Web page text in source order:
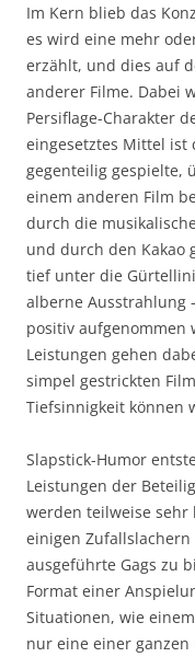
Im Kern blieb das
es wird eine mehr
erzählt, und dies auf
anderer Filme. Dabei
Persiflage-Charakter
eingesetztes Mittel
gegenteilig gespielte,
einem anderen Film
durch die
und durch den Kakao
tief unter die
alberne Ausstrahlung
positiv aufgenommen
Leistungen gehen
simpel gestrickten
Tiefsinnigkeit können
Slapstick-Humor
Leistungen der
werden teilweise sehr
einigen
ausgeführte Gags zu
Format einer
Situationen, wie
nur eine einer ganzen